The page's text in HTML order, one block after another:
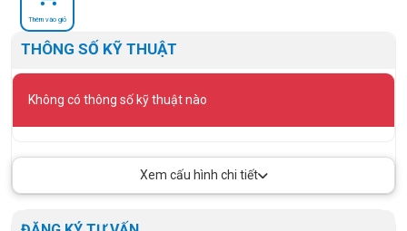
Thêm vào giỏ
THÔNG SỐ KỸ THUẬT
Không có thông số kỹ thuật nào
Xem cấu hình chi tiết